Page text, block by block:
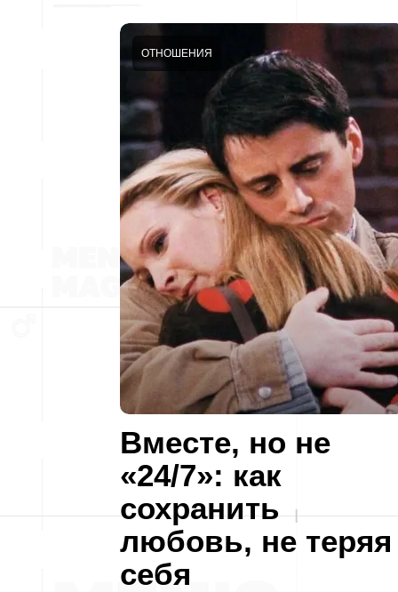
Вместе, но не
«24/7»: как
сохранить
любовь, не теряя
себя
ОТНОШЕНИЯ